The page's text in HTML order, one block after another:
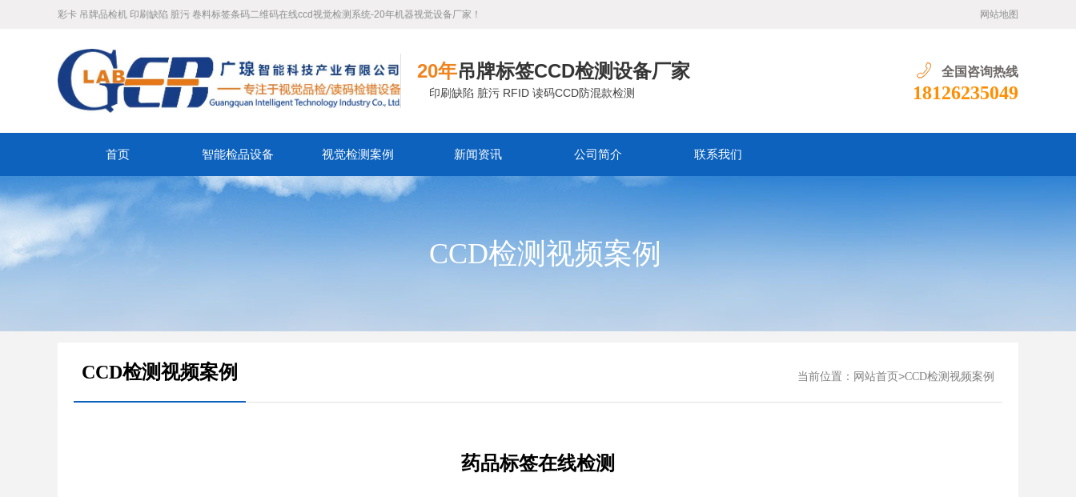
彩卡 吊牌品检机 印刷缺陷 脏污 卷料标签条码二维码在线ccd视觉检测系统-20年机器视觉设备厂家！ 网站地图
20年吊牌标签CCD检测设备厂家
印刷缺陷 脏污 RFID 读码CCD防混款检测
全国咨询热线
18126235049
首页 智能检品设备 视觉检测案例 新闻资讯 公司简介 联系我们
CCD检测视频案例
CCD检测视频案例 当前位置： 网站首页 >CCD检测视频案例
药品标签在线检测